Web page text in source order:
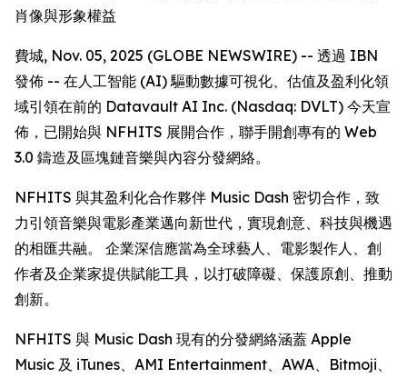
肖像與形象權益
費城, Nov. 05, 2025 (GLOBE NEWSWIRE) -- 透過 IBN
發佈 -- 在人工智能 (AI) 驅動數據可視化、估值及盈利化領
域引領在前的 Datavault AI Inc. (Nasdaq: DVLT) 今天宣
佈，已開始與 NFHITS 展開合作，聯手開創專有的 Web
3.0 鑄造及區塊鏈音樂與內容分發網絡。
NFHITS 與其盈利化合作夥伴 Music Dash 密切合作，致
力引領音樂與電影產業邁向新世代，實現創意、科技與機遇
的相匯共融。 企業深信應當為全球藝人、電影製作人、創
作者及企業家提供賦能工具，以打破障礙、保護原創、推動
創新。
NFHITS 與 Music Dash 現有的分發網絡涵蓋 Apple
Music 及 iTunes、AMI Entertainment、AWA、Bitmoji、